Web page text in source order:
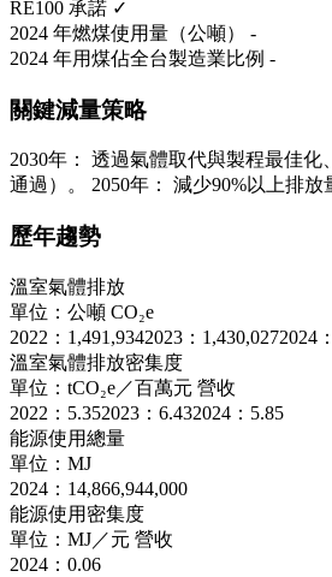
RE100 承諾 ✓
2024 年燃煤使用量（公噸） -
2024 年用煤佔全台製造業比例 -
關鍵減量策略
2030年： 透過氣體取代與製程最佳
通過）。 2050年： 減少90%以上排
歷年趨勢
溫室氣體排放
單位：公噸 CO₂e
2022：1,491,9342023：1,430,0272024
溫室氣體排放密集度
單位：tCO₂e／百萬元 營收
2022：5.352023：6.432024：5.85
能源使用總量
單位：MJ
2024：14,866,944,000
能源使用密集度
單位：MJ／元 營收
2024：0.06